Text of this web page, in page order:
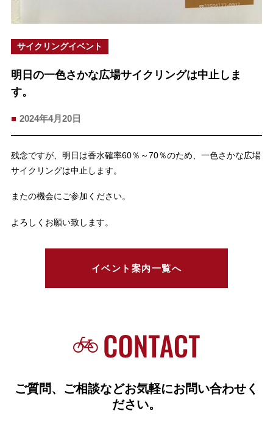
サイクリングイベント
明日の一色さかな広場サイクリングは中止しま
す。
2024年4月20日
残念ですが、明日は香水確率60％～70％のため、一色さかな広場
サイクリングは中止します。
またの機会にご参加ください。
よろしくお願い致します。
イベント案内一覧へ
ご質問、ご相談などお気軽にお問い合わせく
ださい。